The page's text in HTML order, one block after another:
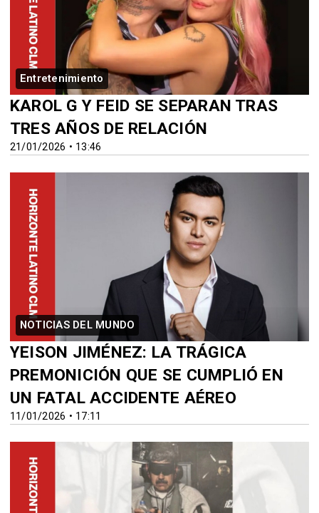
Entretenimiento
21/01/2026 • 13:46
KAROL G Y FEID SE SEPARAN TRAS
TRES AÑOS DE RELACIÓN
NOTICIAS DEL MUNDO
11/01/2026 • 17:11
YEISON JIMÉNEZ: LA TRÁGICA
PREMONICIÓN QUE SE CUMPLIÓ EN
UN FATAL ACCIDENTE AÉREO